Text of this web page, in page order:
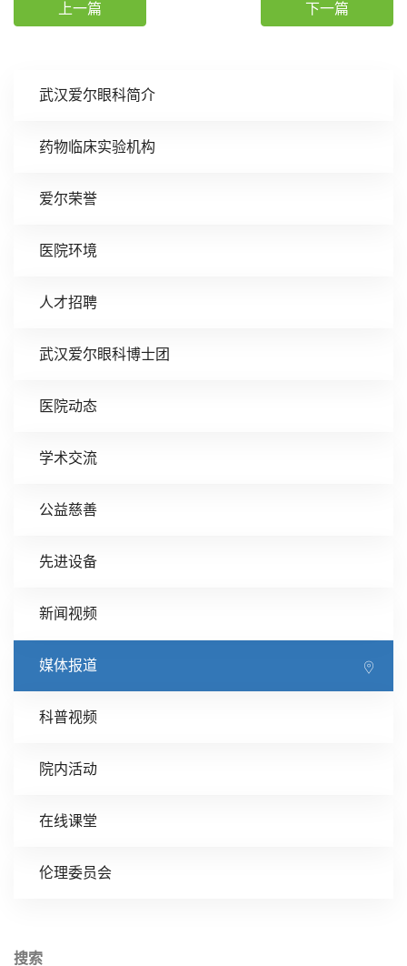
武汉爱尔眼科简介
药物临床实验机构
爱尔荣誉
医院环境
人才招聘
武汉爱尔眼科博士团
医院动态
学术交流
公益慈善
先进设备
新闻视频
媒体报道
科普视频
院内活动
在线课堂
伦理委员会
搜索
上一篇 下一篇